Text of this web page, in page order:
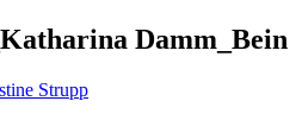
Damm_Bein
Strupp